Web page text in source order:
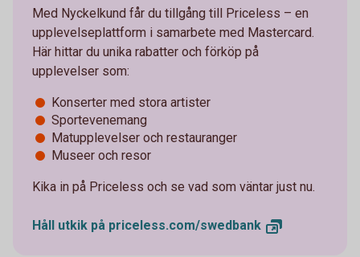
Med Nyckelkund får du tillgång till Priceless – en
upplevelseplattform i samarbete med Mastercard.
Här hittar du unika rabatter och förköp på
upplevelser som:
Konserter med stora artister
Sportevenemang
Matupplevelser och restauranger
Museer och resor
Kika in på Priceless och se vad som väntar just nu.
Håll utkik på priceless.com/swedbank